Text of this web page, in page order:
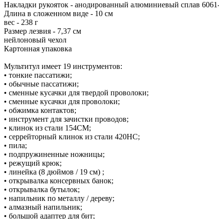
Накладки рукояток - анодированный алюминиевый сплав
Длина в сложенном виде - 10 см
вес - 238 г
Размер лезвия - 7,37 см
нейлоновый чехол
Картонная упаковка
Мультитул имеет 19 инструментов:
• тонкие пассатижи;
• обычные пассатижи;
• сменные кусачки для твердой проволоки;
• сменные кусачки для проволоки;
• обжимка контактов;
• инструмент для зачистки проводов;
• клинок из стали 154СМ;
• серрейторный клинок из стали 420НС;
• пила;
• подпружиненные ножницы;
• режущий крюк;
• линейка (8 дюймов / 19 см) ;
• открывалка консервных банок;
• открывалка бутылок;
• напильник по металлу / дереву;
• алмазный напильник;
• большой адаптер для бит;